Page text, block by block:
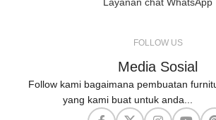
FOLLOW US
Media Sosial
Follow kami bagaimana pembuatan
yang kami buat untuk anda...